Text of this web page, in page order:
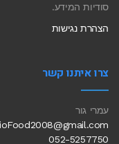
סודיות המידע.
הצהרת נגישות
צרו איתנו קשר
עמרי גור
052-5257750